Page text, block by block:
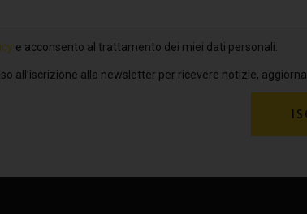
e acconsento al trattamento dei miei dati personali.
all’iscrizione alla newsletter per ricevere notizie,